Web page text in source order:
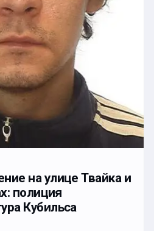
на улице Твайка и
полиция
Кубильса